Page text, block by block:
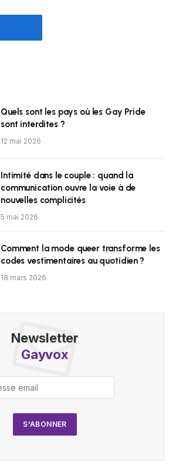
Quels sont les pays où les Gay Pride
sont interdites ?
12 mai 2026
Intimité dans le couple : quand la
communication ouvre la voie à de
nouvelles complicités
5 mai 2026
Comment la mode queer transforme les
codes vestimentaires au quotidien ?
18 mars 2026
Newsletter
Gayvox